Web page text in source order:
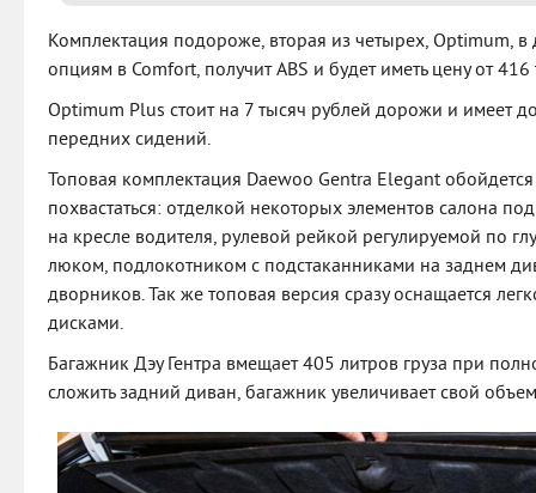
Комплектация подороже, вторая из четырех, Optimum,
опциям в Comfort, получит ABS и будет иметь цену от
Optimum Plus стоит на 7 тысяч рублей дорожи и имеет
передних сидений.
Топовая комплектация Daewoo Gentra Elegant
похвастаться: отделкой некоторых элементов салона
на кресле водителя, рулевой рейкой регулируемой по
люком, подлокотником с подстаканниками на заднем
дворников. Так же топовая версия сразу оснащается
дисками.
Багажник Дэу Гентра вмещает 405 литров груза при
сложить задний диван, багажник увеличивает свой